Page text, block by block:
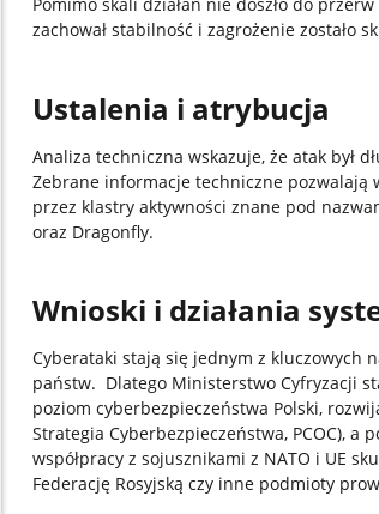
Pomimo skali działań nie doszło do
zachował stabilność i zagrożenie zostało
Ustalenia i atrybucja
Analiza techniczna wskazuje, że atak był
Zebrane informacje techniczne pozwalają
przez klastry aktywności znane pod
oraz Dragonfly.
Wnioski i działania
Cyberataki stają się jednym z kluczowych
państw. Dlatego Ministerstwo Cyfryzacji
poziom cyberbezpieczeństwa Polski,
Strategia Cyberbezpieczeństwa, PCOC), a
współpracy z sojusznikami z NATO i UE
Federację Rosyjską czy inne podmioty